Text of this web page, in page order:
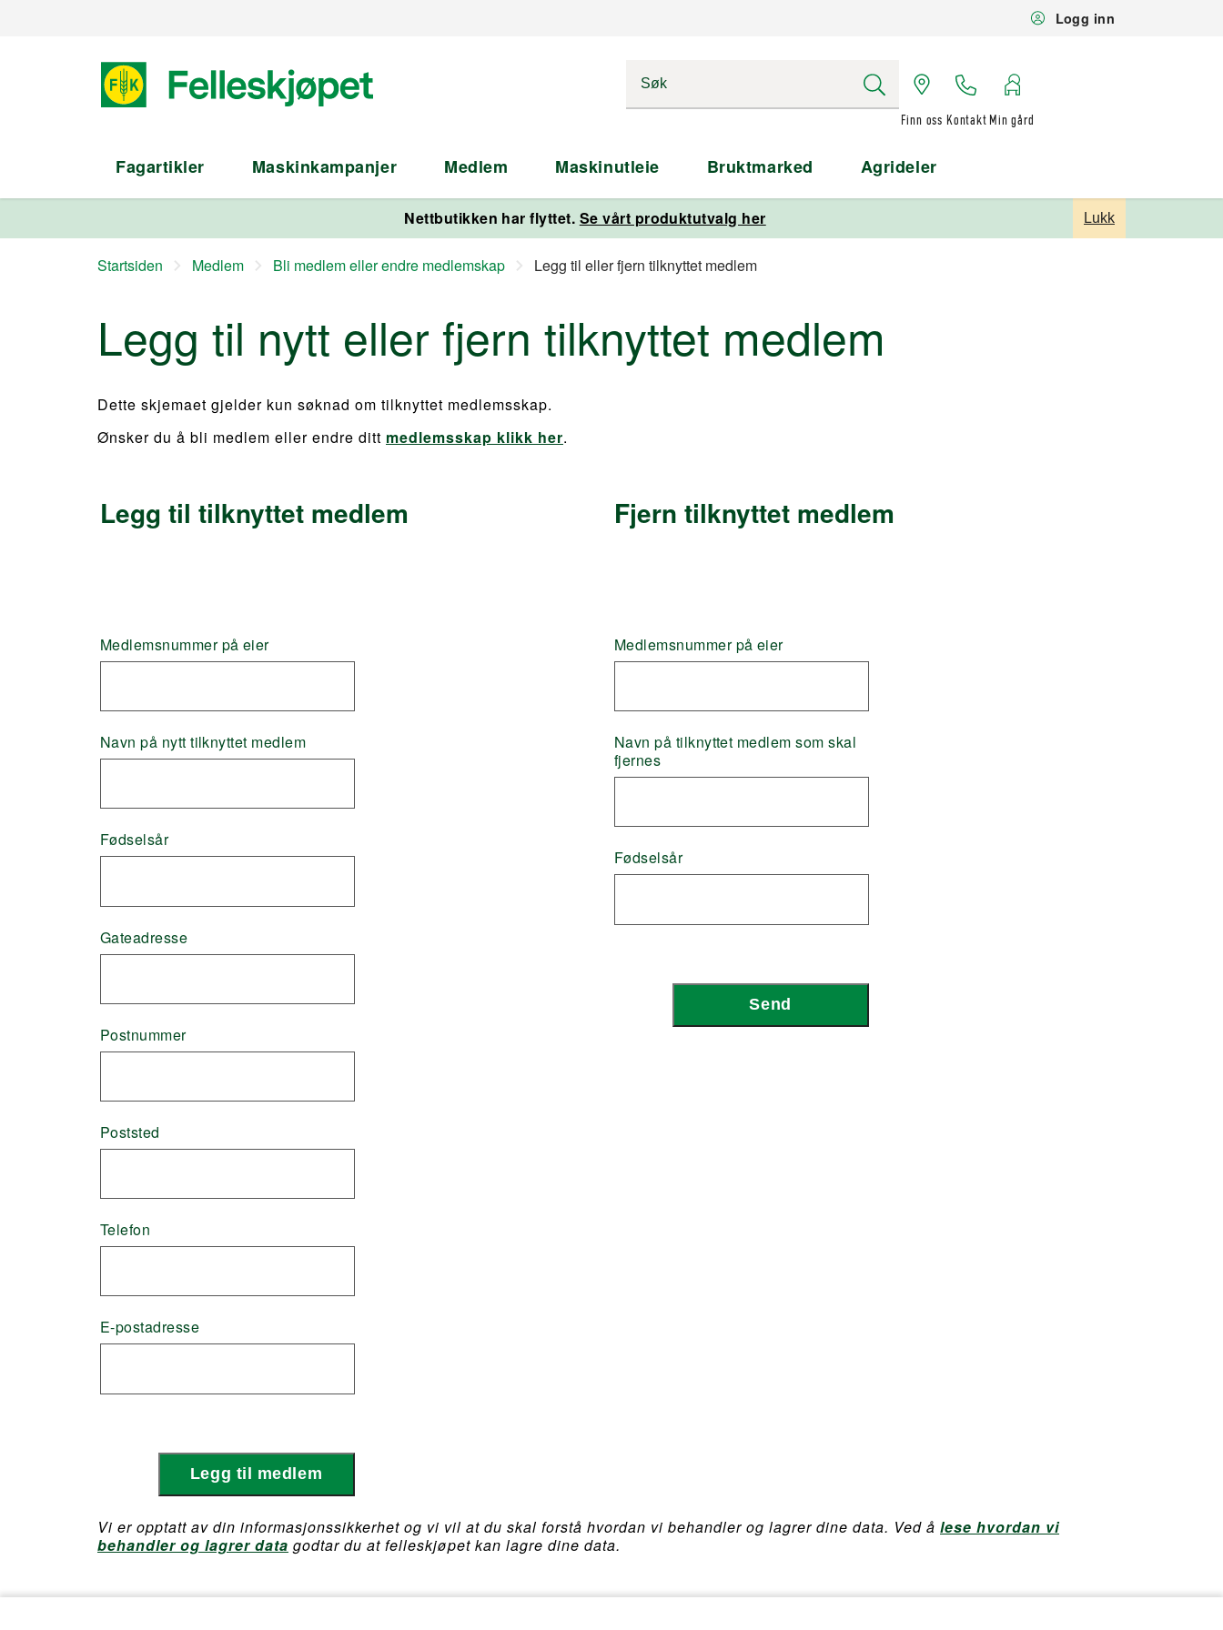
Logg inn
Finn oss Kontakt Min gård
Fagartikler Maskinkampanjer Medlem Maskinutleie Bruktmarked Agrideler
Nettbutikken har flyttet. Se vårt produktutvalg her Lukk
Startsiden Medlem Bli medlem eller endre medlemskap Legg til eller fjern tilknyttet medlem
Legg til nytt eller fjern tilknyttet medlem
Dette skjemaet gjelder kun søknad om tilknyttet medlemsskap.
Ønsker du å bli medlem eller endre ditt medlemsskap klikk her.
Legg til tilknyttet medlem
Medlemsnummer på eier
Navn på nytt tilknyttet medlem
Fødselsår
Gateadresse
Postnummer
Poststed
Telefon
E-postadresse
Legg til medlem
Fjern tilknyttet medlem
Medlemsnummer på eier
Navn på tilknyttet medlem som skal
fjernes
Fødselsår
Send
Vi er opptatt av din informasjonssikkerhet og vi vil at du skal forstå hvordan vi behandler og lagrer dine data. Ved å lese hvordan vi
behandler og lagrer data godtar du at felleskjøpet kan lagre dine data.